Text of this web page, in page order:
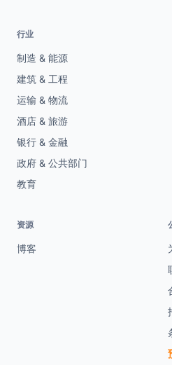
行业
制造 & 能源
建筑 & 工程
运输 & 物流
酒店 & 旅游
银行 & 金融
政府 & 公共部门
教育
资源
博客